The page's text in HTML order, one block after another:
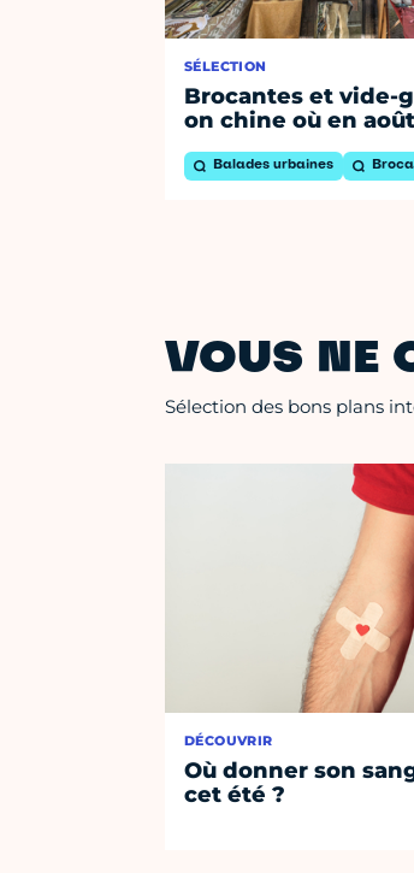
SÉLECTION
Brocantes et vide-
on chine où en
Balades urbaines
VOUS NE
Sélection des bons plans
DÉCOUVRIR
Où donner son
cet été ?